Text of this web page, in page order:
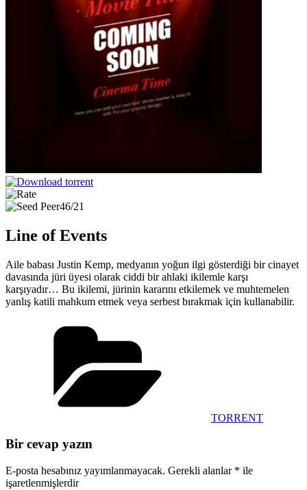
46/21
Line of Events
Aile babası Justin Kemp, medyanın yoğun ilgi gösterdiği bir cinayet
davasında jüri üyesi olarak ciddi bir ahlaki ikilemle karşı
karşıyadır… Bu ikilemi, jürinin kararını etkilemek ve muhtemelen
yanlış katili mahkum etmek veya serbest bırakmak için kullanabilir.
TORRENT
Bir cevap yazın
E-posta hesabınız yayımlanmayacak. Gerekli alanlar * ile
işaretlenmişlerdir